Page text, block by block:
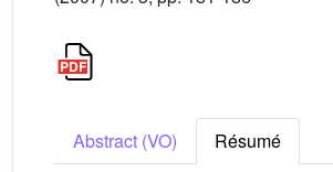
Abstract (VO)
Résumé